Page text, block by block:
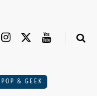
POP & GEEK